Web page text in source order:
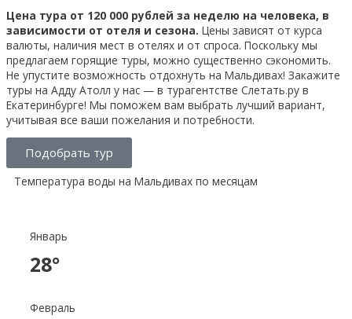
Цена тура от 120 000 рублей за неделю на человека, в
зависимости от отеля и сезона. Цены зависят от курса
валюты, наличия мест в отелях и от спроса. Поскольку мы
предлагаем горящие туры, можно существенно сэкономить.
Не упустите возможность отдохнуть на Мальдивах! Закажите
туры на Адду Атолл у нас — в турагентстве Слетать.ру в
Екатеринбурге! Мы поможем вам выбрать лучший вариант,
учитывая все ваши пожелания и потребности.
Подобрать тур
Температура воды на Мальдивах по месяцам
Январь
28°
Февраль